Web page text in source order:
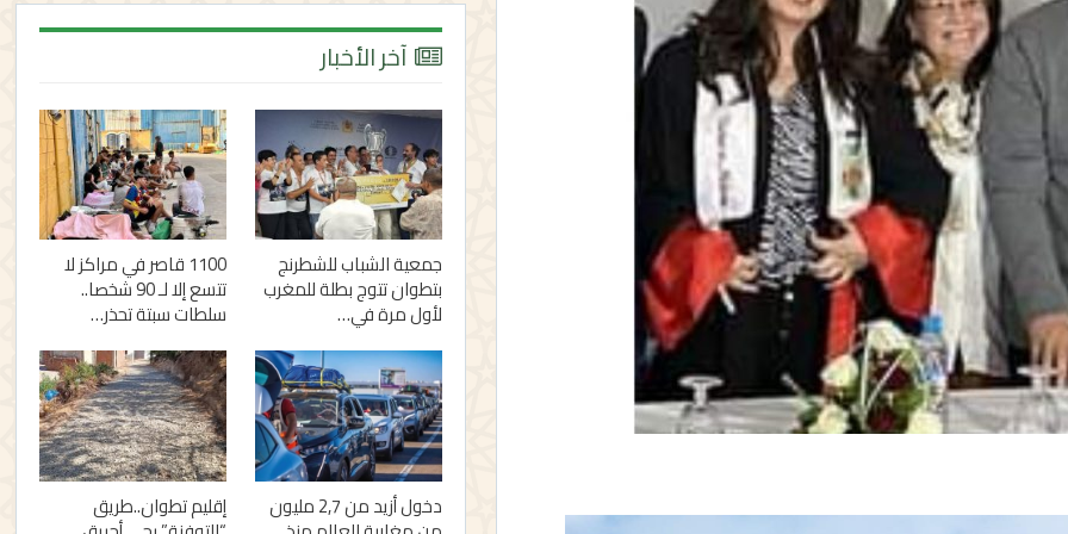
آخر الأخبار
جمعية الشباب للشطرنج
بتطوان تتوج بطلة للمغرب
لأول مرة في…
1100 قاصر في مراكز لا
تتسع إلا لـ 90 شخصا..
سلطات سبتة تحذر…
دخول أزيد من 2,7 مليون إقليم تطوان..طريق